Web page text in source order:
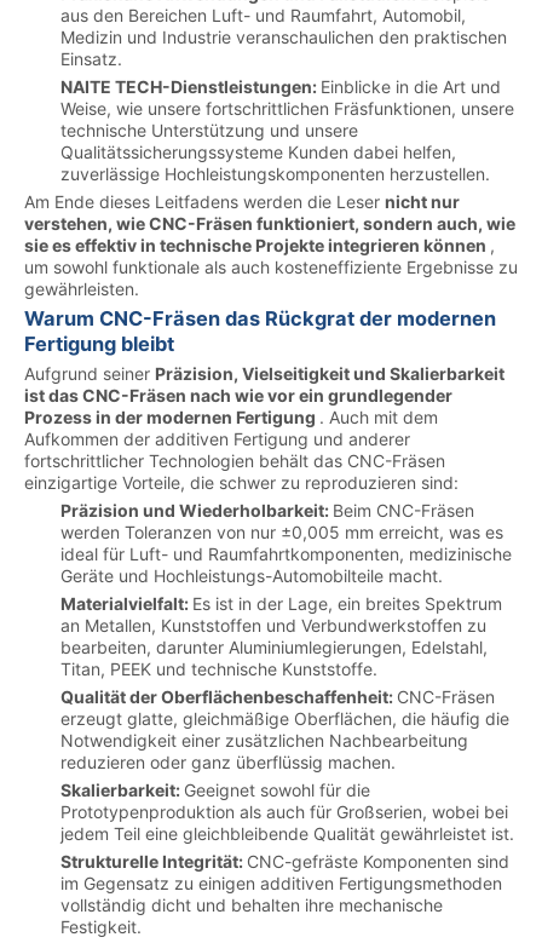
aus den Bereichen Luft- und Raumfahrt, Automobil,
Medizin und Industrie veranschaulichen den praktischen
Einsatz.
NAITE TECH-Dienstleistungen: Einblicke in die Art und
Weise, wie unsere fortschrittlichen Fräsfunktionen, unsere
technische Unterstützung und unsere
Qualitätssicherungssysteme Kunden dabei helfen,
zuverlässige Hochleistungskomponenten herzustellen.
Am Ende dieses Leitfadens werden die Leser nicht nur
verstehen, wie CNC-Fräsen funktioniert, sondern auch, wie
sie es effektiv in technische Projekte integrieren können ,
um sowohl funktionale als auch kosteneffiziente Ergebnisse zu
gewährleisten.
Warum CNC-Fräsen das Rückgrat der modernen
Fertigung bleibt
Aufgrund seiner Präzision, Vielseitigkeit und Skalierbarkeit
ist das CNC-Fräsen nach wie vor ein grundlegender
Prozess in der modernen Fertigung . Auch mit dem
Aufkommen der additiven Fertigung und anderer
fortschrittlicher Technologien behält das CNC-Fräsen
einzigartige Vorteile, die schwer zu reproduzieren sind:
Präzision und Wiederholbarkeit: Beim CNC-Fräsen
werden Toleranzen von nur ±0,005 mm erreicht, was es
ideal für Luft- und Raumfahrtkomponenten, medizinische
Geräte und Hochleistungs-Automobilteile macht.
Materialvielfalt: Es ist in der Lage, ein breites Spektrum
an Metallen, Kunststoffen und Verbundwerkstoffen zu
bearbeiten, darunter Aluminiumlegierungen, Edelstahl,
Titan, PEEK und technische Kunststoffe.
Qualität der Oberflächenbeschaffenheit: CNC-Fräsen
erzeugt glatte, gleichmäßige Oberflächen, die häufig die
Notwendigkeit einer zusätzlichen Nachbearbeitung
reduzieren oder ganz überflüssig machen.
Skalierbarkeit: Geeignet sowohl für die
Prototypenproduktion als auch für Großserien, wobei bei
jedem Teil eine gleichbleibende Qualität gewährleistet ist.
Strukturelle Integrität: CNC-gefräste Komponenten sind
im Gegensatz zu einigen additiven Fertigungsmethoden
vollständig dicht und behalten ihre mechanische
Festigkeit.